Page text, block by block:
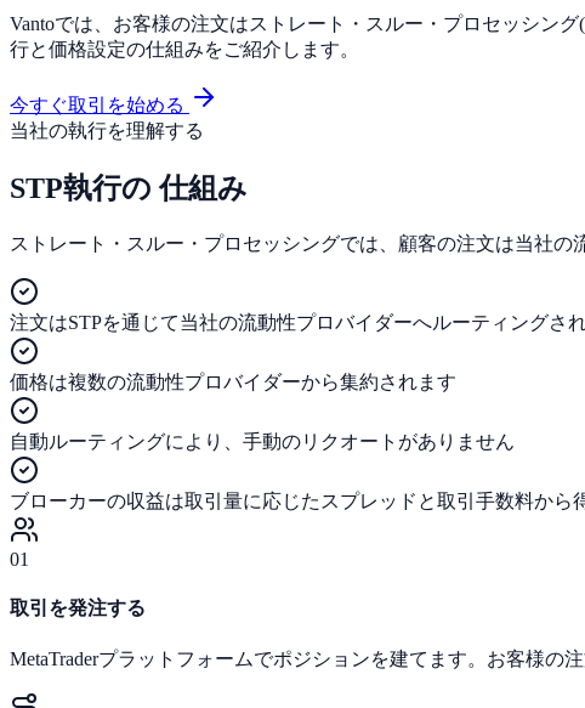
Vantoでは、お客様の注文はストレート・スルー・プロセッシン
行と価格設定の仕組みをご紹介します。
今すぐ取引を始める
当社の執行を理解する
STP執行の 仕組み
ストレート・スルー・プロセッシングでは、顧客の注文は当社
注文はSTPを通じて当社の流動性プロバイダーへルーティングさ
価格は複数の流動性プロバイダーから集約されます
自動ルーティングにより、手動のリクオートがありません
ブローカーの収益は取引量に応じたスプレッドと取引手数料から
01
取引を発注する
MetaTraderプラットフォームでポジションを建てます。お客様の